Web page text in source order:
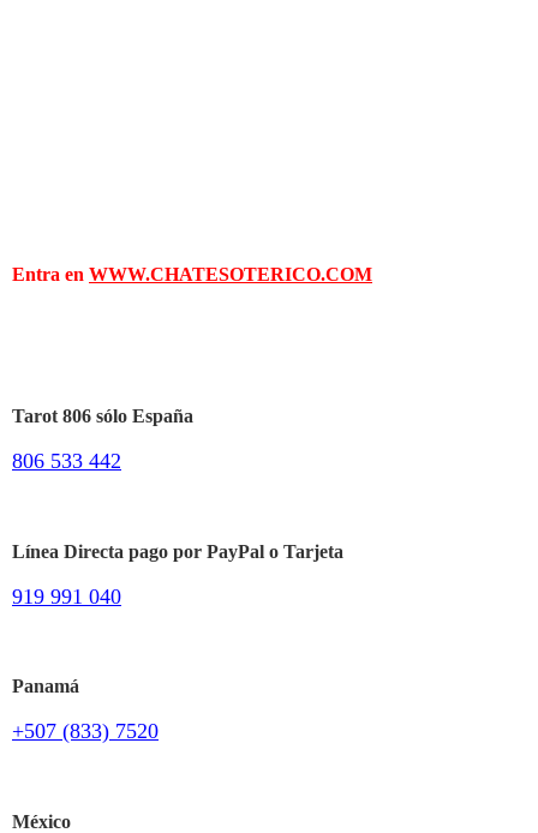
Entra en WWW.CHATESOTERICO.COM
Tarot 806 sólo España
806 533 442
Línea Directa pago por PayPal o Tarjeta
919 991 040
Panamá
+507 (833) 7520
México